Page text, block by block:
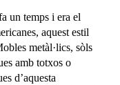
un temps i era el
aquest estil
metàl·lics, sòls
amb totxos o
d’aquesta